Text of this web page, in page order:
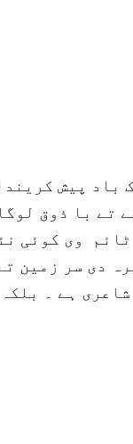
باد پیش
کتاب ٫٫ سجدہ ،، لکھی ہے
وی کوئی
دی سر
ہے ۔